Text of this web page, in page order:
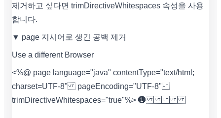
제거하고 싶다면 trimDirectiveWhitespaces 속성을 사용
합니다.
▼ page 지시어로 생긴 공백 제거
Use a different Browser
<%@ page language="java" contentType="text/html;
charset=UTF-8" pageEncoding="UTF-8"
trimDirectiveWhitespaces="true"%> ❶